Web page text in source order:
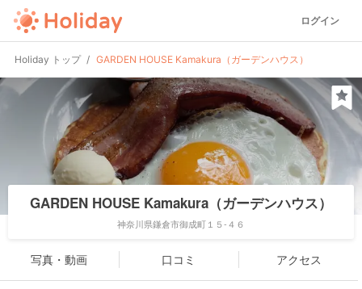
ログイン
Holiday トップ GARDEN HOUSE Kamakura（ガーデンハウス）
GARDEN HOUSE Kamakura（ガーデンハウス）
神奈川県鎌倉市御成町１５-４６
写真・動画 口コミ アクセス